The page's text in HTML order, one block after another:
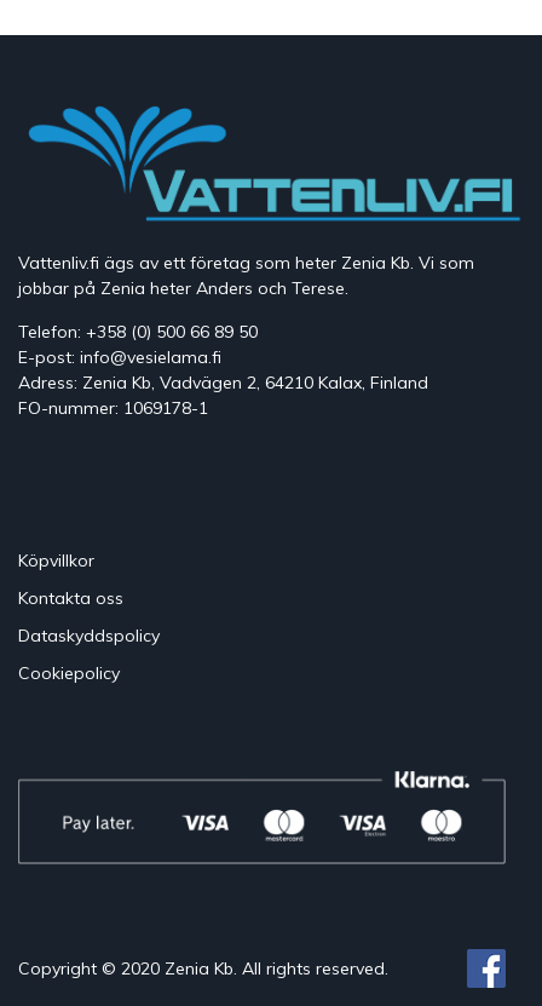
Vattenliv.fi ägs av ett företag som heter Zenia Kb. Vi som
jobbar på Zenia heter Anders och Terese.
Telefon: +358 (0) 500 66 89 50
E-post: info@vesielama.fi
Adress: Zenia Kb, Vadvägen 2, 64210 Kalax, Finland
FO-nummer: 1069178-1
Köpvillkor
Kontakta oss
Dataskyddspolicy
Cookiepolicy
Copyright © 2020 Zenia Kb. All rights reserved.